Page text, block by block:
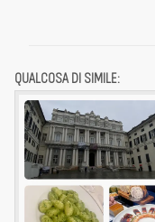
QUALCOSA DI SIMILE: